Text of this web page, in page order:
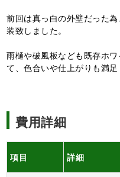
前回は真っ白の外壁だった
装致しました。
雨樋や破風板なども既存ホ
て、色合いや仕上がりも満足
費用詳細
項目 詳細